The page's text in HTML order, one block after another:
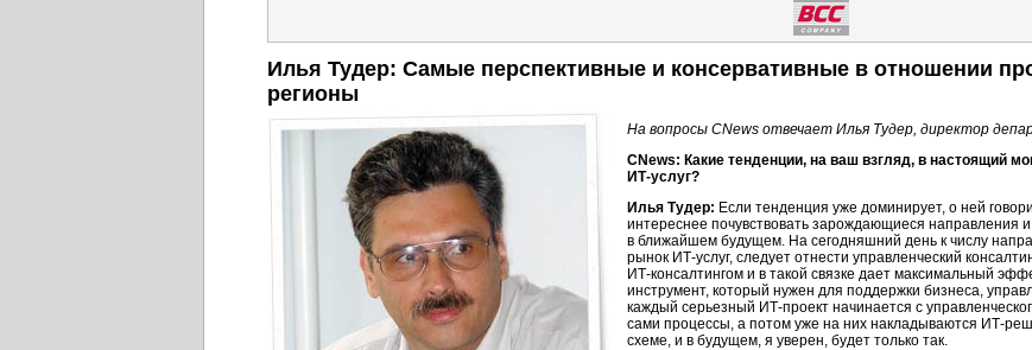
Илья Тудер: Самые перспективные и консервативные в отношении
регионы
На вопросы CNews отвечает Илья Тудер, директор
CNews: Какие тенденции, на ваш взгляд, в настоящий
ИТ-услуг?
Илья Тудер: Если тенденция уже доминирует, о ней
интереснее почувствовать зарождающиеся направления
в ближайшем будущем. На сегодняшний день к числу
рынок ИТ-услуг, следует отнести управленческий
ИТ-консалтингом и в такой связке дает максимальный
инструмент, который нужен для поддержки бизнеса,
каждый серьезный ИТ-проект начинается с
сами процессы, а потом уже на них накладываются ИТ-
схеме, и в будущем, я уверен, будет только так.